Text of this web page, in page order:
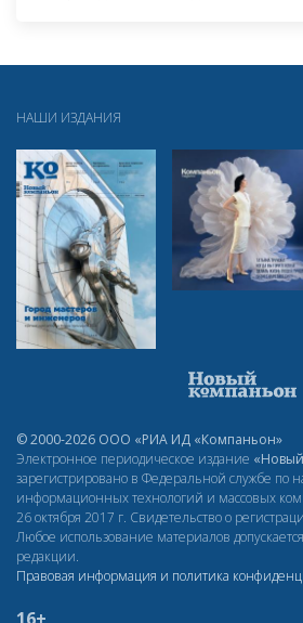
НАШИ ИЗДАНИЯ
© 2000-2026 ООО «РИА ИД «Компаньон»
Электронное периодическое издание
зарегистрировано в Федеральной службе по
информационных технологий и массовых
26 октября 2017 г. Свидетельство о
Любое использование материалов допускается
редакции.
Правовая информация и политика